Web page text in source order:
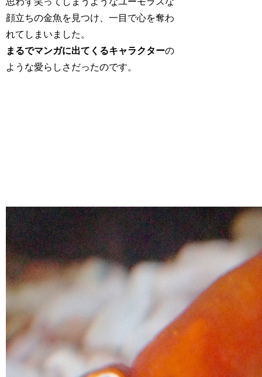
顔立ちの金魚を見つけ、一目で心を奪わ
れてしまいました。
まるでマンガに出てくるキャラクターの
ような愛らしさだったのです。